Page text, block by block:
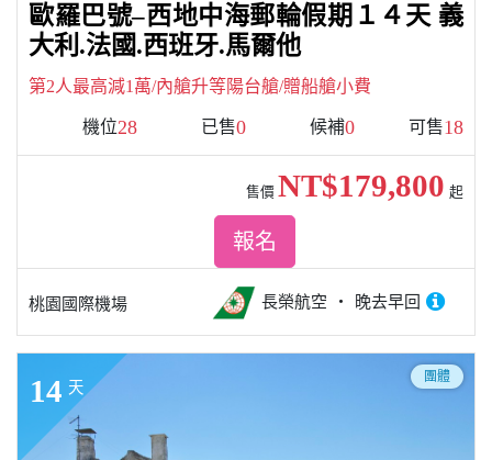
歐羅巴號–西地中海郵輪假期１４天 義
大利.法國.西班牙.馬爾他
第2人最高減1萬/內艙升等陽台艙/贈船艙小費
機位28 已售0 候補0 可售18
桃園國際機場 長榮航空 晚去早回
售價 NT$179,800 起
報名
14 天
團體